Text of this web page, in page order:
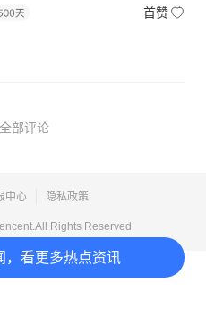
，看更多热点资讯
首赞
部评论
中心 隐私政策
Rights Reserved